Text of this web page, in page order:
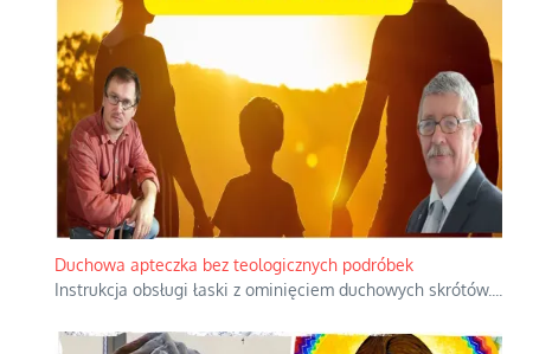
Duchowa apteczka bez teologicznych podróbek
Instrukcja obsługi łaski z ominięciem duchowych skrótów.